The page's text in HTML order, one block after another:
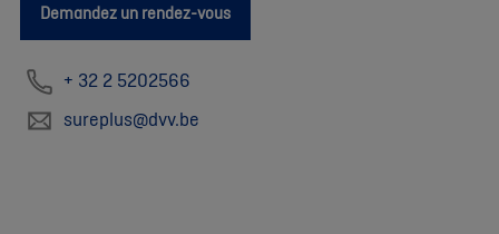
Demandez un rendez-vous
+ 32 2 5202566
sureplus@dvv.be